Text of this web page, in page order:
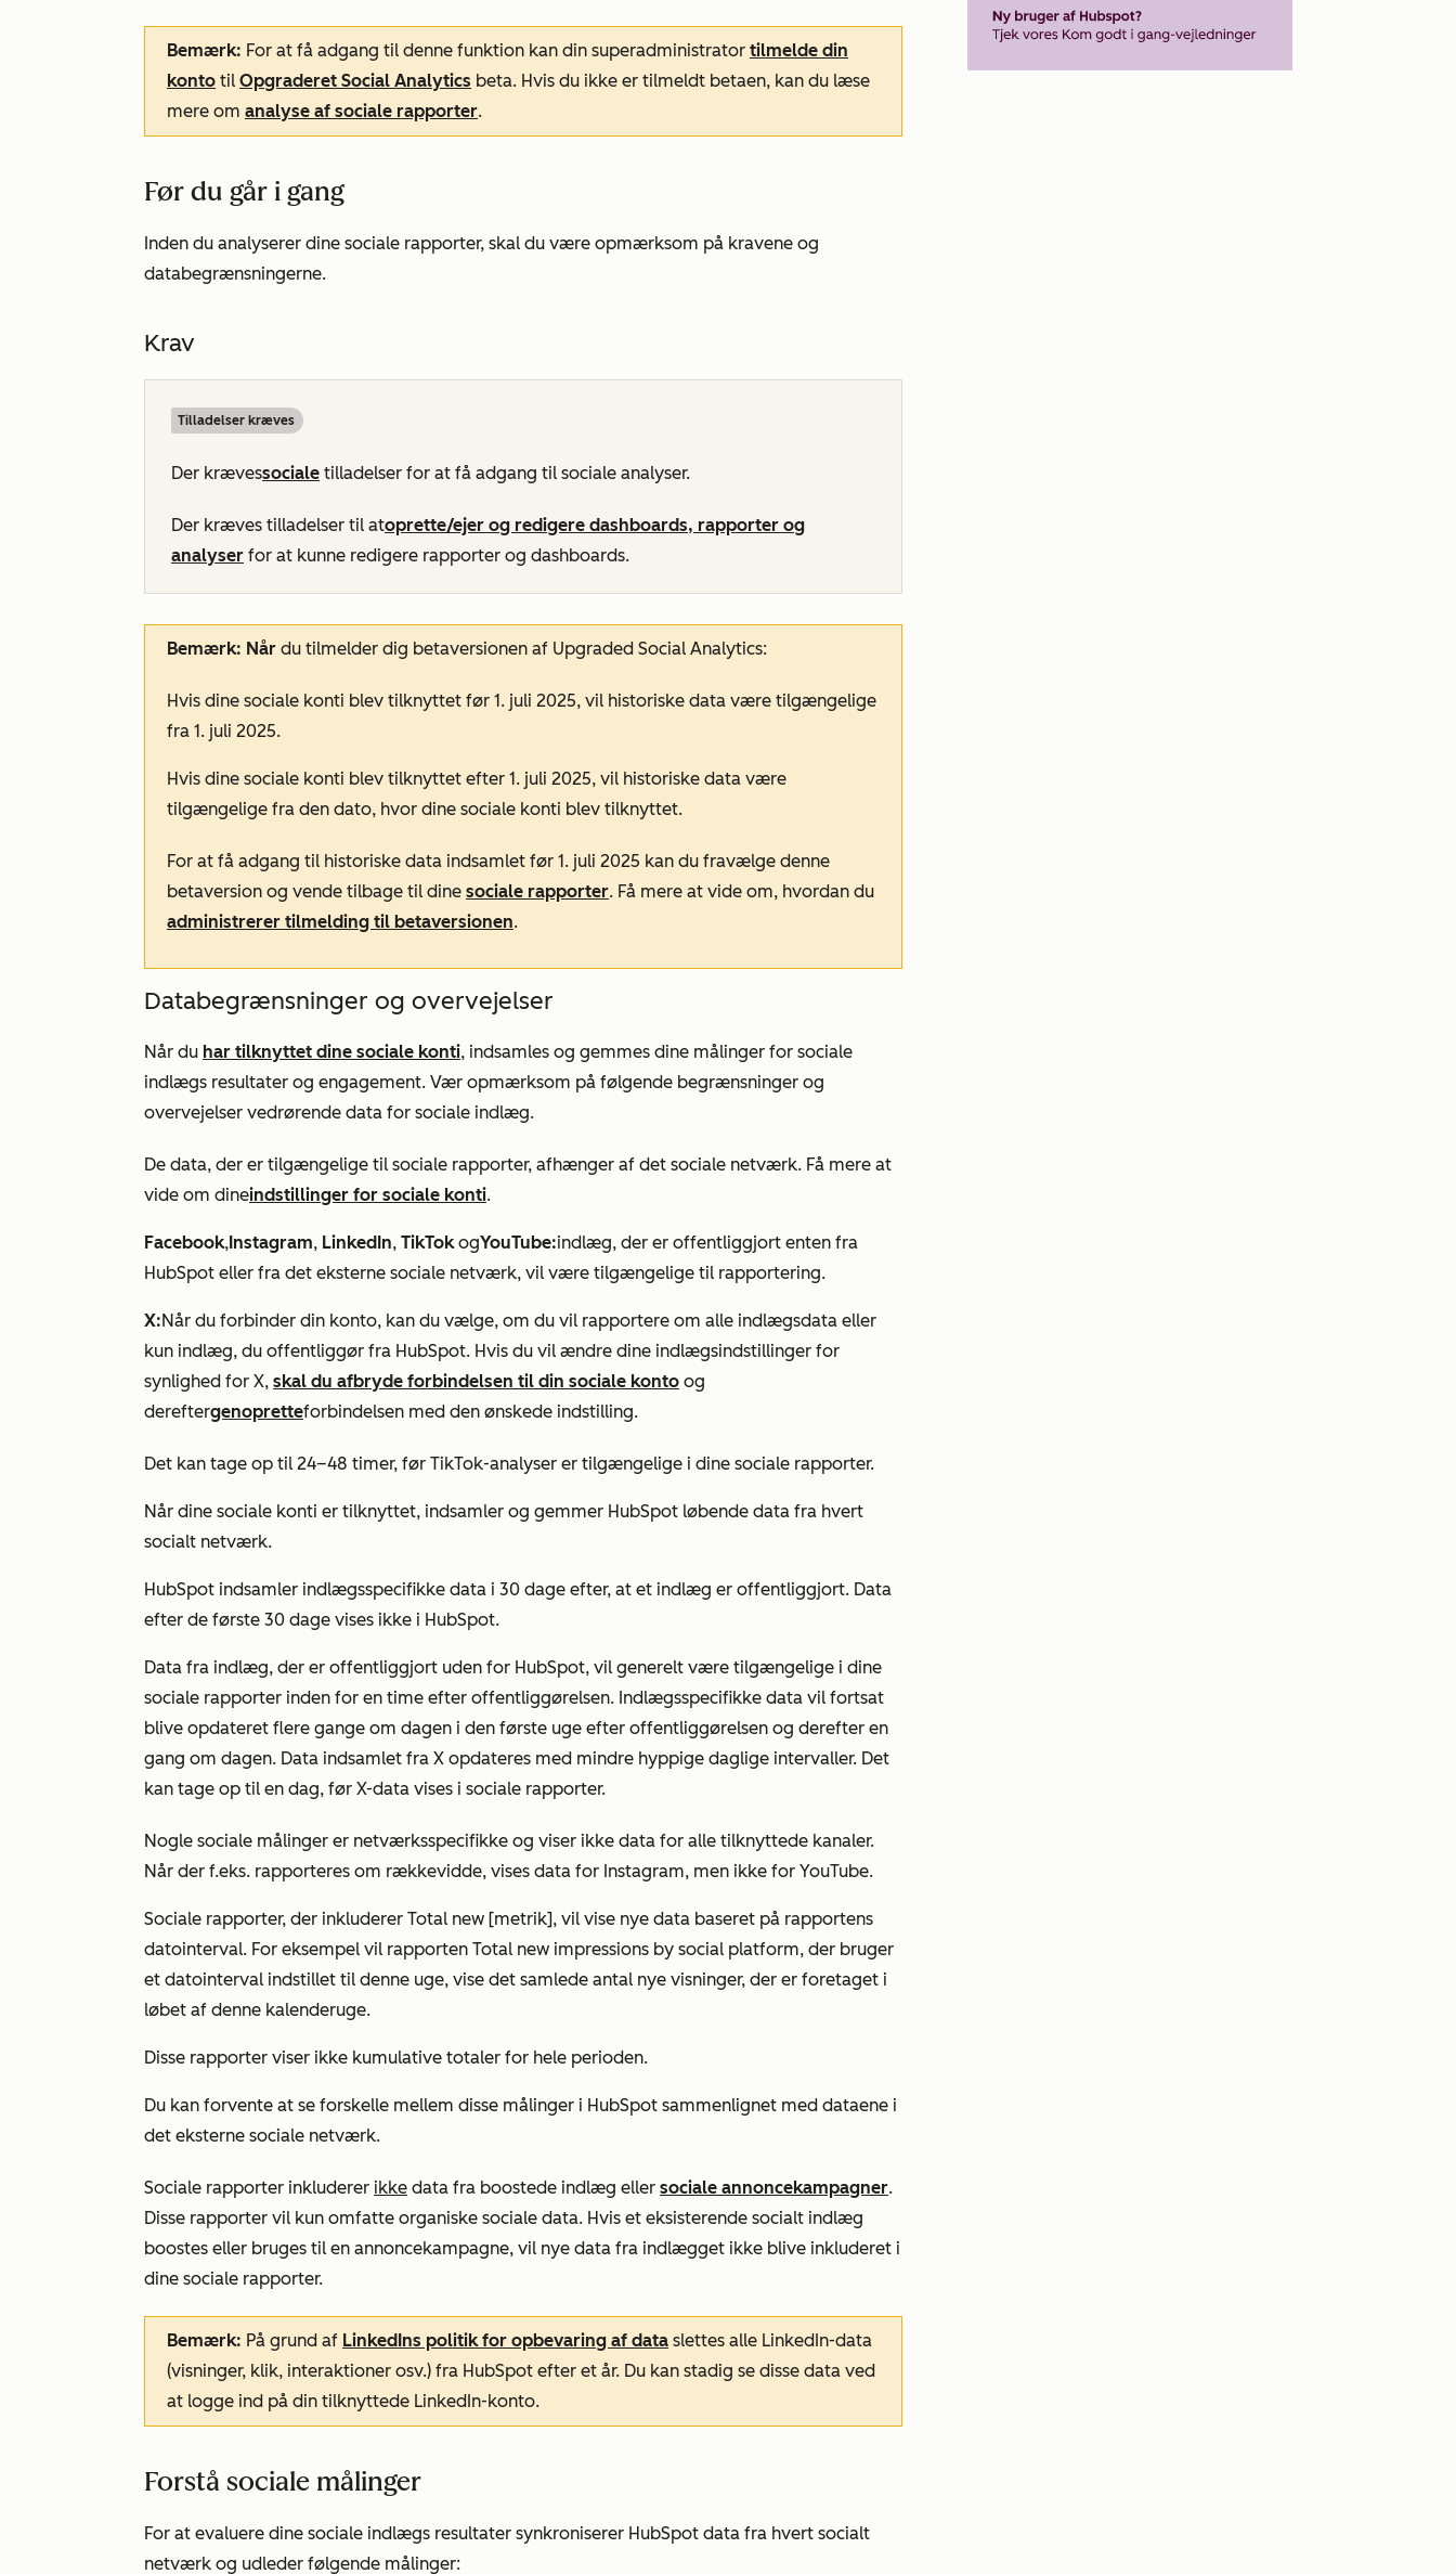
Bemærk: For at få adgang til denne funktion kan din superadministrator tilmelde din
konto til Opgraderet Social Analytics beta. Hvis du ikke er tilmeldt betaen, kan du læse
mere om analyse af sociale rapporter.
Før du går i gang
Inden du analyserer dine sociale rapporter, skal du være opmærksom på kravene og
databegrænsningerne.
Krav
Tilladelser kræves
Der krævessociale tilladelser for at få adgang til sociale analyser.
Der kræves tilladelser til atoprette/ejer og redigere dashboards, rapporter og
analyser for at kunne redigere rapporter og dashboards.
Bemærk: Når du tilmelder dig betaversionen af Upgraded Social Analytics:
Hvis dine sociale konti blev tilknyttet før 1. juli 2025, vil historiske data være tilgængelige
fra 1. juli 2025.
Hvis dine sociale konti blev tilknyttet efter 1. juli 2025, vil historiske data være
tilgængelige fra den dato, hvor dine sociale konti blev tilknyttet.
For at få adgang til historiske data indsamlet før 1. juli 2025 kan du fravælge denne
betaversion og vende tilbage til dine sociale rapporter. Få mere at vide om, hvordan du
administrerer tilmelding til betaversionen.
Databegrænsninger og overvejelser
Når du har tilknyttet dine sociale konti, indsamles og gemmes dine målinger for sociale
indlægs resultater og engagement. Vær opmærksom på følgende begrænsninger og
overvejelser vedrørende data for sociale indlæg.
De data, der er tilgængelige til sociale rapporter, afhænger af det sociale netværk. Få mere at
vide om dineindstillinger for sociale konti.
Facebook,Instagram, LinkedIn, TikTokogYouTube:indlæg, der er offentliggjort enten fra
HubSpot eller fra det eksterne sociale netværk, vil være tilgængelige til rapportering.
X:Når du forbinder din konto, kan du vælge, om du vil rapportere om alle indlægsdata eller
kun indlæg, du offentliggør fra HubSpot. Hvis du vil ændre dine indlægsindstillinger for
synlighed for X, skal du afbryde forbindelsen til din sociale konto og
dereftergenopretteforbindelsen med den ønskede indstilling.
Det kan tage op til 24–48 timer, før TikTok-analyser er tilgængelige i dine sociale rapporter.
Når dine sociale konti er tilknyttet, indsamler og gemmer HubSpot løbende data fra hvert
socialt netværk.
HubSpot indsamler indlægsspecifikke data i 30 dage efter, at et indlæg er offentliggjort. Data
efter de første 30 dage vises ikke i HubSpot.
Data fra indlæg, der er offentliggjort uden for HubSpot, vil generelt være tilgængelige i dine
sociale rapporter inden for en time efter offentliggørelsen. Indlægsspecifikke data vil fortsat
blive opdateret flere gange om dagen i den første uge efter offentliggørelsen og derefter en
gang om dagen. Data indsamlet fra X opdateres med mindre hyppige daglige intervaller. Det
kan tage op til en dag, før X-data vises i sociale rapporter.
Nogle sociale målinger er netværksspecifikke og viser ikke data for alle tilknyttede kanaler.
Når der f.eks. rapporteres om rækkevidde, vises data for Instagram, men ikke for YouTube.
Sociale rapporter, der inkluderer Total new [metrik], vil vise nye data baseret på rapportens
datointerval. For eksempel vil rapporten Total new impressions by social platform, der bruger
et datointerval indstillet til denne uge, vise det samlede antal nye visninger, der er foretaget i
løbet af denne kalenderuge.
Disse rapporter viser ikke kumulative totaler for hele perioden.
Du kan forvente at se forskelle mellem disse målinger i HubSpot sammenlignet med dataene i
det eksterne sociale netværk.
Sociale rapporter inkluderer ikke data fra boostede indlæg eller sociale annoncekampagner.
Disse rapporter vil kun omfatte organiske sociale data. Hvis et eksisterende socialt indlæg
boostes eller bruges til en annoncekampagne, vil nye data fra indlægget ikke blive inkluderet i
dine sociale rapporter.
Bemærk: På grund af LinkedIns politik for opbevaring af data slettes alle LinkedIn-data
(visninger, klik, interaktioner osv.) fra HubSpot efter et år. Du kan stadig se disse data ved
at logge ind på din tilknyttede LinkedIn-konto.
Forstå sociale målinger
For at evaluere dine sociale indlægs resultater synkroniserer HubSpot data fra hvert socialt
netværk og udleder følgende målinger: